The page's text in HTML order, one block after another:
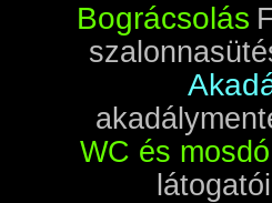
Bográcsolás
WC és